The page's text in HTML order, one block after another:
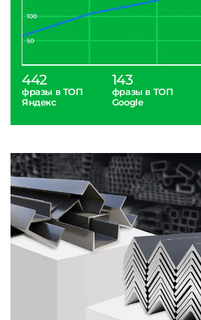
442
фразы в ТОП
Яндекс
143
фразы в ТОП
Google